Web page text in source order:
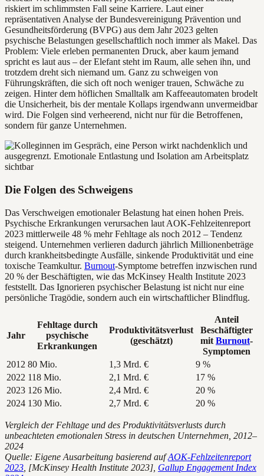
riskiert im schlimmsten Fall seine Karriere. Laut einer
repräsentativen Analyse der Bundesvereinigung Prävention und
Gesundheitsförderung (BVPG) aus dem Jahr 2023 gelten
psychische Belastungen gesellschaftlich noch immer als Makel. Das
Problem: Viele erleben permanenten Druck, aber kaum jemand
spricht es laut aus – der Elefant steht im Raum, alle sehen ihn, und
trotzdem dreht sich niemand um. Ganz zu schweigen von
Führungskräften, die sich oft noch weniger trauen, Schwäche zu
zeigen. Hinter dem höflichen Smalltalk am Kaffeeautomaten brodelt
die Unsicherheit, bis der mentale Kollaps irgendwann unvermeidbar
wird. Die Folgen sind verheerend, nicht nur für die Betroffenen,
sondern für ganze Unternehmen.
Die Folgen des Schweigens
Das Verschweigen emotionaler Belastung hat einen hohen Preis.
Psychische Erkrankungen verursachen laut AOK-Fehlzeitenreport
2023 mittlerweile 48 % mehr Fehltage als noch 2012 – Tendenz
steigend. Unternehmen verlieren dadurch jährlich Millionenbeträge
durch krankheitsbedingte Ausfälle, sinkende Produktivität und eine
toxische Teamkultur. Burnout-Symptome betreffen inzwischen rund
20 % der Beschäftigten, wie das McKinsey Health Institute 2023
feststellt. Das Ignorieren psychischer Belastung ist nicht nur eine
persönliche Tragödie, sondern auch ein wirtschaftlicher Blindflug.
Jahr
Fehltage durch
psychische
Erkrankungen
Produktivitätsverlust
(geschätzt)
Anteil
Beschäftigter
mit Burnout-
Symptomen
2012 80 Mio. 1,3 Mrd. €
9 %
2022 118 Mio. 2,1 Mrd. €
17 %
2023 126 Mio. 2,4 Mrd. €
20 %
2024 130 Mio. 2,7 Mrd. € 20 %
Vergleich der Fehltage und des Produktivitätsverlusts durch
unbeachteten emotionalen Stress in deutschen Unternehmen, 2012–
2024
Quelle: Eigene Ausarbeitung basierend aufAOK-Fehlzeitenreport
2023 , [McKinsey Health Institute 2023], Gallup Engagement Index